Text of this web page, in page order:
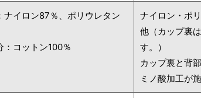
ナイロン87％、ポリウレタン
：コットン100％
ナイロン・ポ
他（カップ裏
す。）
カップ裏と背
ミノ酸加工が